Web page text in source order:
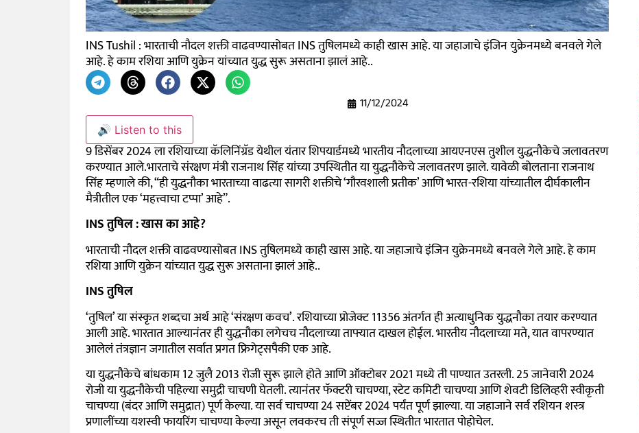
INS Tushil : भारताची नौदल शक्ती वाढवण्यासोबत INS तुषिलमध्ये काही खास आहे. या जहाजाचे इंजिन युक्रेनमध्ये बनवले गेले
आहे. हे काम रशिया आणि युक्रेन यांच्यात युद्ध सुरू असताना झालं आहे..
11/12/2024
🔊 Listen to this
9 डिसेंबर 2024 ला रशियाच्या कॅलिनिंग्रॅड येथील यंतार शिपयार्डमध्ये भारतीय नौदलाच्या आयएनएस तुशील युद्धनौकेचे जलावतरण
करण्यात आले.भारताचे संरक्षण मंत्री राजनाथ सिंह यांच्या उपस्थितीत या युद्धनौकेचे जलावतरण झाले. यावेळी बोलताना राजनाथ
सिंह म्हणाले की, “ही युद्धनौका भारताच्या वाढत्या सागरी शक्तीचे ‘गौरवशाली प्रतीक’ आणि भारत-रशिया यांच्यातील दीर्घकालीन
मैत्रीतील एक ‘महत्त्वाचा टप्पा’ आहे”.
INS तुषिल : खास का आहे?
भारताची नौदल शक्ती वाढवण्यासोबत INS तुषिलमध्ये काही खास आहे. या जहाजाचे इंजिन युक्रेनमध्ये बनवले गेले आहे. हे काम
रशिया आणि युक्रेन यांच्यात युद्ध सुरू असताना झालं आहे..
INS तुषिल
‘तुषिल’ या संस्कृत शब्दचा अर्थ आहे ‘संरक्षण कवच’. रशियाच्या प्रोजेक्ट 11356 अंतर्गत ही अत्याधुनिक युद्धनौका तयार करण्यात
आली आहे. भारतात आल्यानंतर ही युद्धनौका लगेचच नौदलाच्या ताफ्यात दाखल होईल. भारतीय नौदलाच्या मते, यात वापरण्यात
आलेलं तंत्रज्ञान जगातील सर्वात प्रगत फ्रिगेट्सपैकी एक आहे.
या युद्धनौकेचे बांधकाम 12 जुलै 2013 रोजी सुरू झाले होते आणि ऑक्टोबर 2021 मध्ये ती पाण्यात उतरली. 25 जानेवारी 2024
रोजी या युद्धनौकेची पहिल्या समुद्री चाचणी घेतली. त्यानंतर फॅक्टरी चाचण्या, स्टेट कमिटी चाचण्या आणि शेवटी डिलिव्हरी स्वीकृती
चाचण्या (बंदर आणि समुद्रात) पूर्ण केल्या. या सर्व चाचण्या 24 सप्टेंबर 2024 पर्यंत पूर्ण झाल्या. या जहाजाने सर्व रशियन शस्त्र
प्रणालींच्या यशस्वी फायरिंग चाचण्या केल्या असून लवकरच ती संपूर्ण सज्ज स्थितीत भारतात पोहोचेल.